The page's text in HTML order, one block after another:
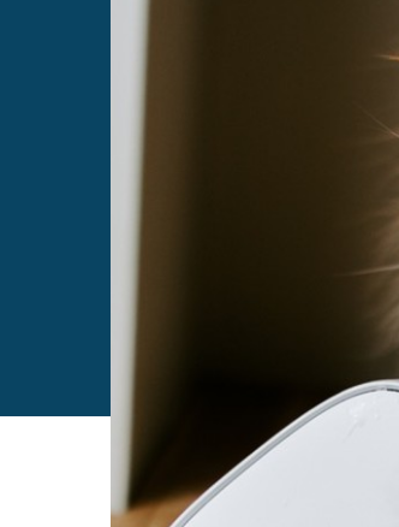
Er du allerede kunde
Da kan du bestille Altibox Wifi